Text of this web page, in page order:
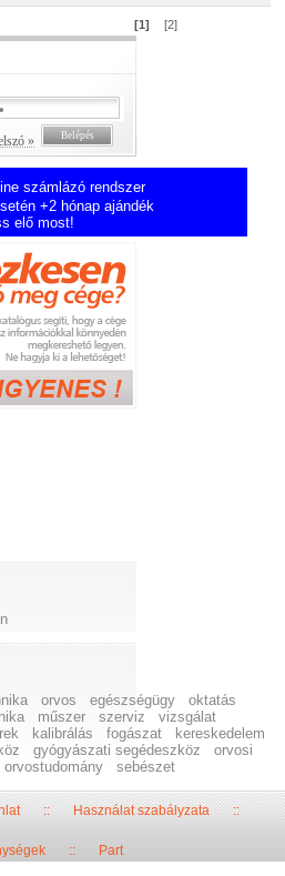
[1] [2]
»
számlázó rendszer
+2 hónap ajándék
elő most!
orvos egészségügy
oktatás
műszer szerviz
vizsgálat
kalibrálás fogászat
kereskedelem
gyógyászati segédeszköz
orvosi
orvostudomány sebészet
::Használat szabályzata::
:: Part